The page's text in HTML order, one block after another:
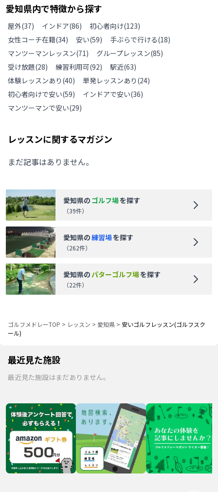
愛知県内で特徴から探す
屋外(37) インドア(86) 初心者向け(123)
女性コーチ在籍(34) 安い(59) 手ぶらで行ける(18)
マンツーマンレッスン(71) グループレッスン(85)
受け放題(28) 練習利用可(92) 駅近(63)
体験レッスンあり (40) 単発レッスンあり (24)
初心者向けで安い(59) インドアで安い(36)
マンツーマンで安い(29)
レッスンに関するマガジン
まだ記事はありません。
愛知県の ゴルフ場を探す
（39件）
愛知県の練習場を探す
（262件）
愛知県のパターゴルフ場を探す
（22件）
ゴルフメドレーTOP > レッスン > 愛知県 > 安いゴルフレッスン(ゴルフスク
ール)
最近見た施設
最近見た施設はまだありません。